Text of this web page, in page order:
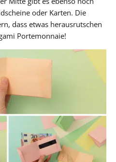
oder Karten. Die
dass etwas herausrutschen
Portemonnaie!